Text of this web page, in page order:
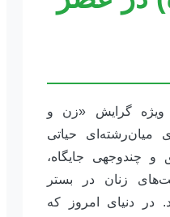
گرایش «زن و
میان‌رشته‌ای حیاتی
چندوجهی جایگاه،
زنان در بستر
در دنیای امروز که